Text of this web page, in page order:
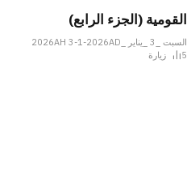
القومية (الجزء الرابع)
السبت _3 _يناير _2026AH 3-1-2026AD
5
زيارة